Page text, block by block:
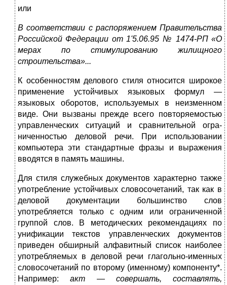
или
В соответствии с распоряжением Правительства
Российской Федерации от 1'5.06.95 № 1474-РП «О
мерах по стимулированию жилищного
строительства»...
К особенностям делового стиля относится широкое
приме­нение устойчивых языковых формул —
языковых оборотов, ис­пользуемых в неизменном
виде. Они вызваны прежде всего по­вторяемостью
управленческих ситуаций и сравнительной огра­
ниченностью деловой речи. При использовании
компьютера эти стандартные фразы и выражения
вводятся в память машины.
Для стиля служебных документов характерно также
употреб­ление устойчивых словосочетаний, так как в
деловой докумен­тации большинство слов
употребляется только с одним или ог­раниченной
группой слов. В методических рекомендациях по
унификации текстов управленческих документов
приведен об­ширный алфавитный список наиболее
употребляемых в деловой речи глагольно-именных
словосочетаний по второму (именно­му) компоненту*.
Например:акт — совершать, составлять,